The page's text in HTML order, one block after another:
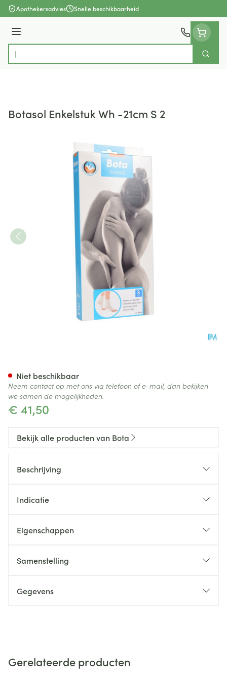
Ga naar de inhoud
Apothekersadvies Snelle beschikbaarheid
Menu
Product, merk, categorie...
Zoek
Botasol Enkelstuk Wh -21cm S 2
€ 41,50
Niet beschikbaar
Neem contact op met ons via telefoon of e-mail, dan bekijken
we samen de mogelijkheden.
Bekijk alle producten van Bota
Beschrijving
Indicatie
Eigenschappen
Samenstelling
Gegevens
Gerelateerde producten